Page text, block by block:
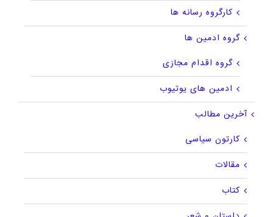
کارگروه رسانه ها
گروه ادمین ها
گروه اقدام مجازی
ادمین های یوتیوب
آخرین مطالب
کارتون سیاسی
مقالات
کتاب